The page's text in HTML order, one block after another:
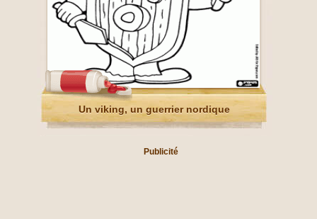
Un viking, un guerrier nordique
Publicité